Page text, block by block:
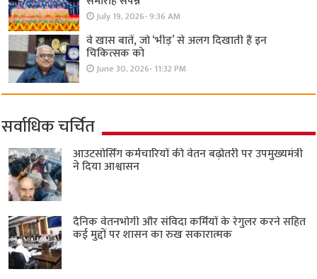
July 19, 2026- 9:36 AM
वे खास बातें, जो ‘भीड़’ से अलग दिखाती हैं इन
चिकित्सक को
June 30, 2026- 11:32 PM
सर्वाधिक चर्चित
आउटसोर्सिंग कर्मचारियों की वेतन बढ़ोतरी पर उपमुख्यमंत्री
ने दिया आश्वासन
दैनिक वेतनभोगी और संविदा कर्मियों के रेगुलर करने सहित
कई मुद्दों पर शासन का रुख सकारात्मक